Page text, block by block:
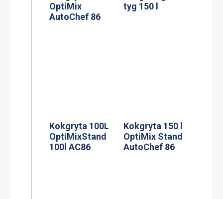
OptiMix
AutoChef 86
tyg 150 l
Kokgryta 100L
OptiMixStand
100l AC86
Kokgryta 150 l
OptiMix Stand
AutoChef 86